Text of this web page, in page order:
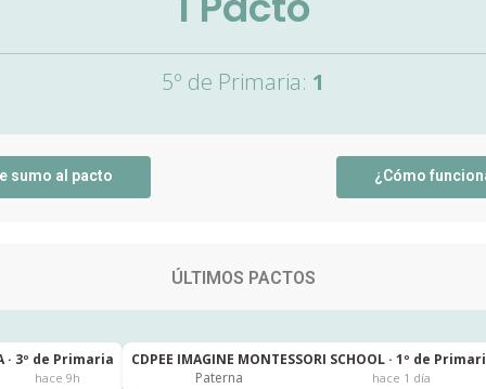
5º de Primaria: 1
sumo al pacto ¿Cómo
ÚLTIMOS PACTOS
· 3º de Primaria
hace 9h
CDPEE IMAGINE MONTESSORI SCHOOL · 1º de
Paterna
hace 1 día